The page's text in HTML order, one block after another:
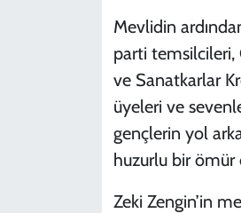
Mevlidin
parti temsilcileri,
ve Sanatkarlar
üyeleri ve
gençlerin yol
huzurlu bir ömür
Zeki Zengin’in